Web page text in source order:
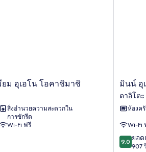
ยม อุเอโน โอคาชิมาชิ
สิ่งอำนวยความสะดวกใน
การซักรีด
Wi-Fi ฟรี
มิ
นน์
อุ
เอ
ตา
อิ
โตะ
มินน์ อุ
ตาอิโตะ
ห้องค
Wi-Fi
9.0
จาก
9.0 ยอด
907